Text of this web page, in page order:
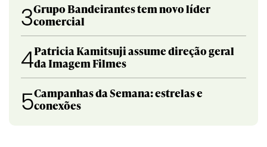
3Grupo Bandeirantes tem novo líder
comercial
4Patricia Kamitsuji assume direção geral
da Imagem Filmes
5Campanhas da Semana: estrelas e
conexões